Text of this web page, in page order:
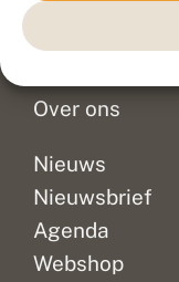
Doneer
Over ons
Nieuws
Nieuwsbrief
Agenda
Webshop